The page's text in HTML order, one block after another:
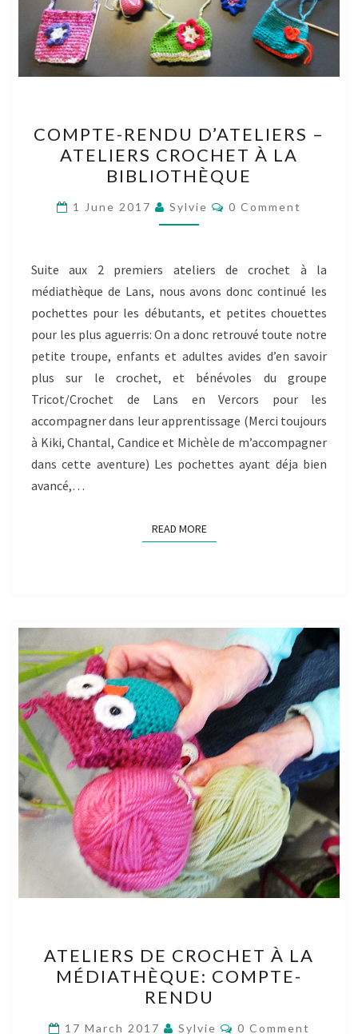
RENDU
D’ATELIERS
–
ATELIERS
CROCHET
LA
BIBLIOTHÈQUE
COMPTE-RENDU D’ATELIERS –
ATELIERS CROCHET À LA
BIBLIOTHÈQUE
1 June 2017 Sylvie Comments
0 Comment
Suite aux 2 premiers ateliers de crochet à la
médiathèque de Lans, nous avons donc continué les
pochettes pour les débutants, et petites chouettes
pour les plus aguerris: On a donc retrouvé toute notre
petite troupe, enfants et adultes avides d’en savoir
plus sur le crochet, et bénévoles du groupe
Tricot/Crochet de Lans en Vercors pour les
accompagner dans leur apprentissage (Merci toujours
à Kiki, Chantal, Candice et Michèle de m’accompagner
dans cette aventure) Les pochettes ayant déja bien
avancé,…
READ MOREREAD MORE
DE
CROCHET
À
LA
ATELIERS DE CROCHET À LA
MÉDIATHÈQUE: COMPTE-
RENDU
17 March 2017 Sylvie Comments
0 Comment